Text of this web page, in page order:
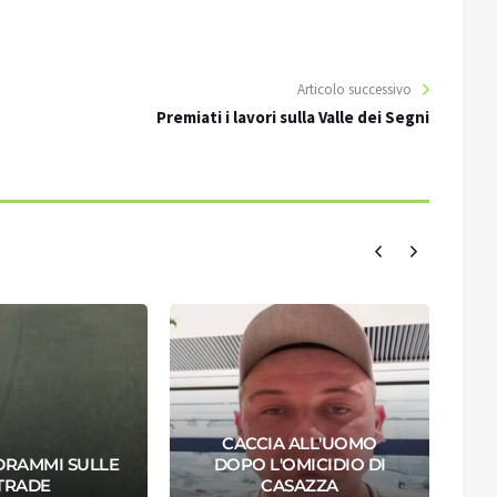
Articolo successivo
Premiati i lavori sulla Valle dei Segni
SULLE
CACCIA ALL'UOMO
DOPO L'OMICIDIO DI
CASAZZA